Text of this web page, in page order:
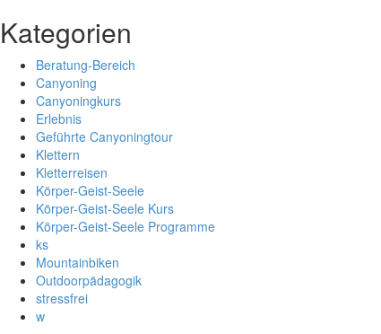
Kategorien
Beratung-Bereich
Canyoning
Canyoningkurs
Erlebnis
Geführte Canyoningtour
Klettern
Kletterreisen
Körper-Geist-Seele
Körper-Geist-Seele Kurs
Körper-Geist-Seele Programme
ks
Mountainbiken
Outdoorpädagogik
stressfrei
w